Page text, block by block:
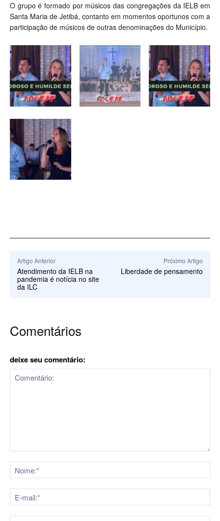
O grupo é formado por músicos das congregações da IELB em
Santa Maria de Jetibá, contanto em momentos oportunos com a
participação de músicos de outras denominações do Município.
Artigo Anterior
Atendimento da IELB na
pandemia é notícia no site
da ILC
Próximo Artigo
Liberdade de pensamento
Comentários
deixe seu comentário: